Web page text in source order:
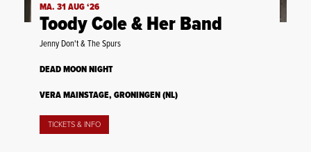
MA. 31 AUG ‘26
Toody Cole & Her Band
Jenny Don't & The Spurs
DEAD MOON NIGHT
VERA MAINSTAGE, GRONINGEN (NL)
TICKETS & INFO